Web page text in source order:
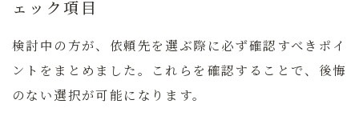
ェック項目
検討中の方が、依頼先を選ぶ際に必ず確認すべきポイ
ントをまとめました。これらを確認することで、後悔
のない選択が可能になります。